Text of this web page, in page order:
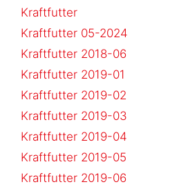
Kraftfutter
Kraftfutter 05-2024
Kraftfutter 2018-06
Kraftfutter 2019-01
Kraftfutter 2019-02
Kraftfutter 2019-03
Kraftfutter 2019-04
Kraftfutter 2019-05
Kraftfutter 2019-06